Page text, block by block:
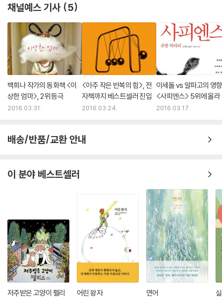
채널예스 기사 5
백희나 작가의 동화책 <이
상한 엄마>, 2위 등극
2016.03.31.
<아주 작은 반복의 힘>, 전
자책까지 베스트셀러 진입
2016.03.24.
이세돌 vs 알파고의 영
<사피엔스> 5위에 올라
2016.03.17.
배송/반품/교환 안내
이 분야 베스트셀러
저주받은 고양이 펠리
어린 왕자 연어